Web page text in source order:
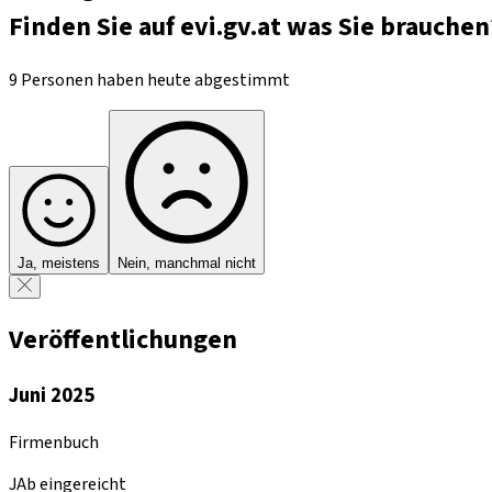
Finden Sie auf evi.gv.at was Sie
9 Personen haben heute abgestimmt
Ja, meistens Nein, manchmal nicht
Veröffentlichungen
Juni 2025
Firmenbuch
JAb eingereicht